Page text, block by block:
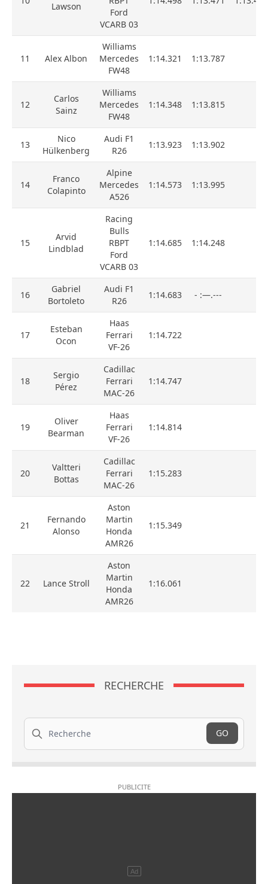
Lawson
Ford
VCARB 03
11 Alex Albon
Williams
Mercedes
FW48
1:14.321 1:13.787
12
Carlos
Sainz
Williams
Mercedes
FW48
1:14.348 1:13.815
13
Nico
Hülkenberg
Audi F1
R26
1:13.923 1:13.902
14
Franco
Colapinto
Alpine
Mercedes
A526
1:14.573 1:13.995
15
Arvid
Lindblad
Racing
Bulls
RBPT
Ford
VCARB 03
1:14.685 1:14.248
16
Gabriel
Bortoleto
Audi F1
R26
1:14.683 - :—.---
17
Esteban
Ocon
Haas
Ferrari
VF-26
1:14.722
18
Sergio
Pérez
Cadillac
Ferrari
MAC-26
1:14.747
19
Oliver
Bearman
Haas
Ferrari
VF-26
1:14.814
20
Valtteri
Bottas
Cadillac
Ferrari
MAC-26
1:15.283
21
Fernando
Alonso
Aston
Martin
Honda
AMR26
1:15.349
22 Lance Stroll
Aston
Martin
Honda
AMR26
1:16.061
RECHERCHE
Recherche
GO